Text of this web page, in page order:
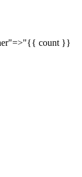
count }}